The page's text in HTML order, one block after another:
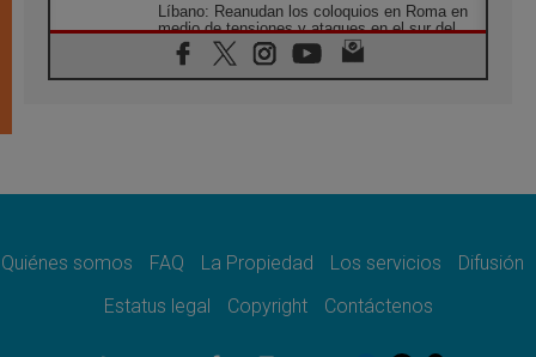
Líbano: Reanudan los coloquios en Roma en
medio de tensiones y ataques en el sur del
país
06.08.2026
noticia para todo el Uruguay
León XIV: La revolución del Evangelio
06.08.2026
Quiénes somos FAQ La Propiedad Los servicios
Difusión
Estatus legal
Copyright Contáctenos